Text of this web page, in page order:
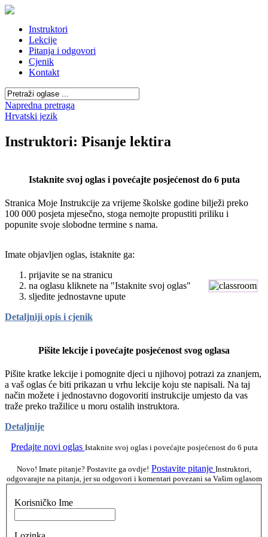
Instruktori
Lekcije
Pitanja i odgovori
Cjenik
Kontakt
Napredna pretraga
Hrvatski jezik
Instruktori: Pisanje lektira
Istaknite svoj oglas i povećajte posjećenost do 6 puta
Stranica Moje Instrukcije za vrijeme školske godine bilježi preko
100 000 posjeta mjesečno, stoga nemojte propustiti priliku i
popunite svoje slobodne termine s nama.
Imate objavljen oglas, istaknite ga:
prijavite se na stranicu
na oglasu kliknete na "Istaknite svoj oglas"
sljedite jednostavne upute
Detaljniji opis i cjenik
Pišite lekcije i povećajte posjećenost svog oglasa
Pišite kratke lekcije i pomognite djeci u njihovoj potrazi za znanjem,
a vaš oglas će biti prikazan u vrhu lekcije koju ste napisali. Na taj
način možete i jednostavno dogovoriti instrukcije umjesto da vas
traže preko tražilice u moru ostalih instruktora.
Detaljnije
Predajte novi oglas Istaknite svoj oglas i povećajte posjećenost do 6 puta
Novo! Imate pitanje? Postavite ga ovdje! Postavite pitanje Instruktori,
odgovarajte na pitanja, jer su odgovori i komentari povezani sa Vašim oglasom
Korisničko Ime